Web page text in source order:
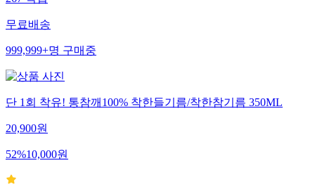
무료배송
999,999+명 구매중
단 1회 착유! 통참깨100% 착한들기름/착한참기름 350ML
20,900원
52%10,000원